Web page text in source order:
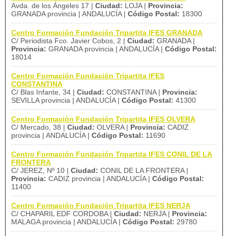
Avda. de los Ángeles 17 | Ciudad: LOJA | Provincia:
GRANADA provincia | ANDALUCÍA | Código Postal: 18300
Centro Formación Fundación Tripartita IFES GRANADA
C/ Periodista Fco. Javier Cobos, 2 | Ciudad: GRANADA |
Provincia: GRANADA provincia | ANDALUCÍA | Código Postal:
18014
Centro Formación Fundación Tripartita IFES
CONSTANTINA
C/ Blas Infante, 34 | Ciudad: CONSTANTINA | Provincia:
SEVILLA provincia | ANDALUCÍA | Código Postal: 41300
Centro Formación Fundación Tripartita IFES OLVERA
C/ Mercado, 38 | Ciudad: OLVERA | Provincia: CADIZ
provincia | ANDALUCÍA | Código Postal: 11690
Centro Formación Fundación Tripartita IFES CONIL DE LA
FRONTERA
C/ JEREZ, Nº 10 | Ciudad: CONIL DE LA FRONTERA |
Provincia: CADIZ provincia | ANDALUCÍA | Código Postal:
11400
Centro Formación Fundación Tripartita IFES NERJA
C/ CHAPARIL EDF CORDOBA | Ciudad: NERJA | Provincia:
MALAGA provincia | ANDALUCÍA | Código Postal: 29780